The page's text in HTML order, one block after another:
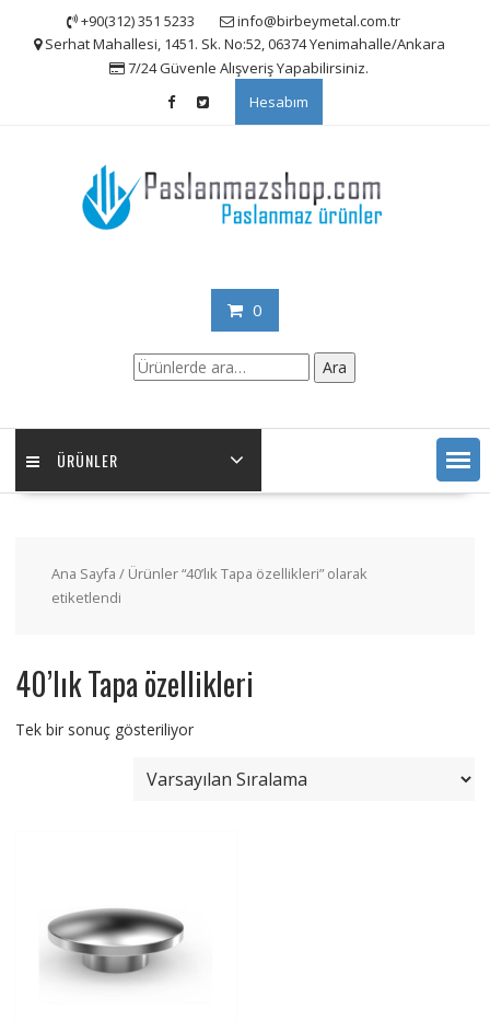
+90(312) 351 5233
info@birbeymetal.com.tr
Serhat Mahallesi, 1451. Sk. No:52, 06374 Yenimahalle/Ankara
7/24 Güvenle Alışveriş Yapabilirsiniz.
Hesabım
0
Ara: Ara
ÜRÜNLER
Ana Sayfa / Ürünler “40’lık Tapa özellikleri” olarak
etiketlendi
40’lık Tapa özellikleri
Tek bir sonuç gösteriliyor